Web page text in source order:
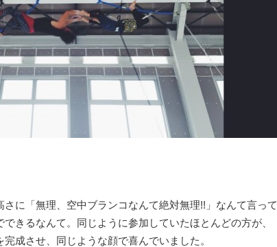
に「無理、空中ブランコなんて絶対無理!!」なんて言って
きるなんて。同じように参加していたほとんどの方が、
成させ、同じような顔で喜んでいました。